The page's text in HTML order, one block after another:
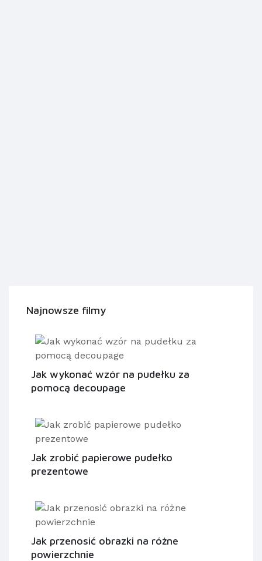
Najnowsze filmy
Jak wykonać wzór na pudełku za
pomocą decoupage
Jak zrobić papierowe pudełko
prezentowe
Jak przenosić obrazki na różne
powierzchnie